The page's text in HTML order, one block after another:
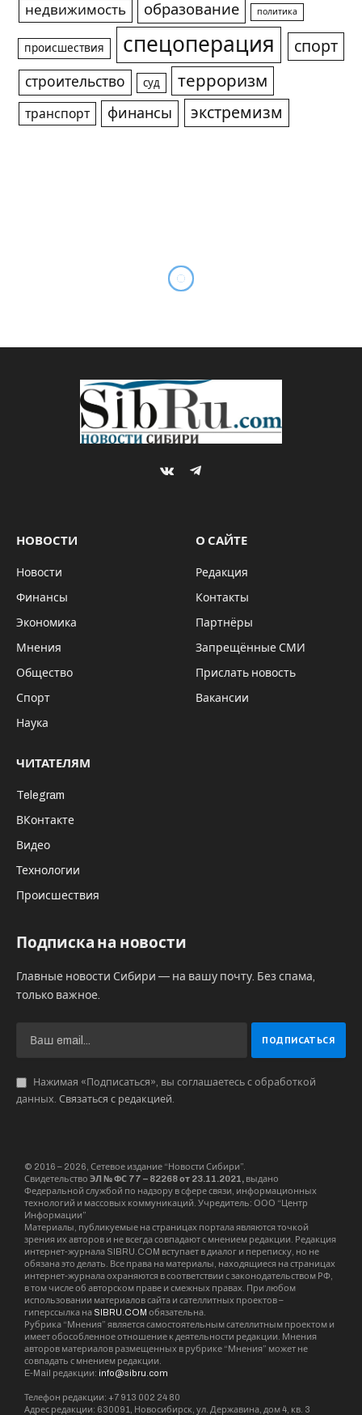
недвижимость
образование политика
происшествия спецоперация спорт
строительство суд терроризм
транспорт финансы экстремизм
VKontakteTelegram
НОВОСТИ
Новости
Финансы
Экономика
Мнения
Общество
Спорт
Наука
О САЙТЕ
Редакция
Контакты
Партнёры
Запрещённые СМИ
Прислать новость
Вакансии
ЧИТАТЕЛЯМ
Telegram
ВКонтакте
Видео
Технологии
Происшествия
Подписка на новости
Главные новости Сибири — на вашу почту. Без спама,
только важное.
Нажимая «Подписаться», вы соглашаетесь с обработкой
данных. Связаться с редакцией.
© 2016 – 2026, Сетевое издание “Новости Сибири”.
Свидетельство ЭЛ № ФС 77 – 82268 от 23.11.2021, выдано
Федеральной службой по надзору в сфере связи, информационных
технологий и массовых коммуникаций. Учредитель: ООО “Центр
Информации”
Материалы, публикуемые на страницах портала являются точкой
зрения их авторов и не всегда совпадают с мнением редакции. Редакция
интернет-журнала SIBRU.COM вступает в диалог и переписку, но не
обязана это делать. Все права на материалы, находящиеся на страницах
интернет-журнала охраняются в соответствии с законодательством РФ,
в том числе об авторском праве и смежных правах. При любом
использовании материалов сайта и сателлитных проектов –
гиперссылка на SIBRU.COM обязательна.
Рубрика “Мнения” является самостоятельным сателлитным проектом и
имеет обособленное отношение к деятельности редакции. Мнения
авторов материалов размещенных в рубрике “Мнения” может не
совпадать с мнением редакции.
E-Mail редакции: info@sibru.com
Телефон редакции: +7 913 002 24 80
Адрес редакции: 630091, Новосибирск, ул. Державина, дом 4, кв. 3